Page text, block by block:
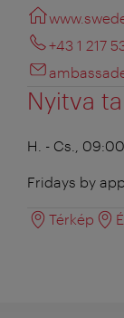
+43 1 217
Nyitva
H. - Cs.,
Fridays by
Térkép